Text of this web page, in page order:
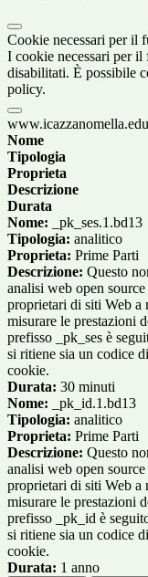
Cookie necessari per il
I cookie necessari per il
disabilitati. È possibile
policy.
Nome
Tipologia
Proprieta
Descrizione
Durata
Nome: _pk_ses.1.bd13
Tipologia: analitico
Proprieta: Prime Parti
Descrizione: Questo
analisi web open
proprietari di siti Web a
misurare le prestazioni
prefisso _pk_ses è
si ritiene sia un codice
cookie.
Durata: 30 minuti
Nome: _pk_id.1.bd13
Tipologia: analitico
Proprieta: Prime Parti
Descrizione: Questo
analisi web open
proprietari di siti Web a
misurare le prestazioni
prefisso _pk_id è
si ritiene sia un codice
cookie.
Durata: 1 anno